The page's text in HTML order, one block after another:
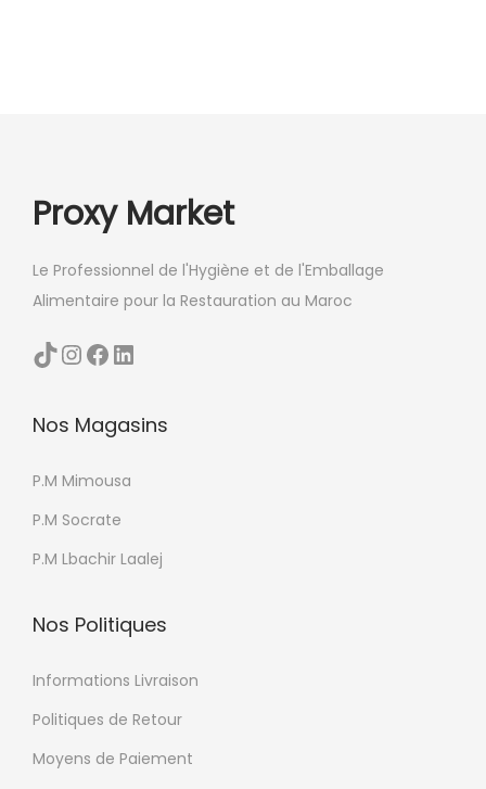
Proxy Market
Le Professionnel de l'Hygiène et de l'Emballage
Alimentaire pour la Restauration au Maroc
TikTok InstagramFacebook LinkedIn
Nos Magasins
P.M Mimousa
P.M Socrate
P.M Lbachir Laalej
Nos Politiques
Informations Livraison
Politiques de Retour
Moyens de Paiement